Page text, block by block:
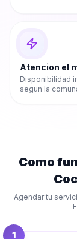
Atencion el
Disponibilidad
segun la
Como
Agendar tu
1